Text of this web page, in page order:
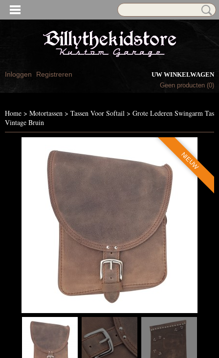
Inloggen Registreren
UW WINKELWAGEN
Geen producten (0)
Home > Motortassen > Tassen Voor Softail > Grote Lederen Swingarm Tas
Vintage Bruin
NIEUW